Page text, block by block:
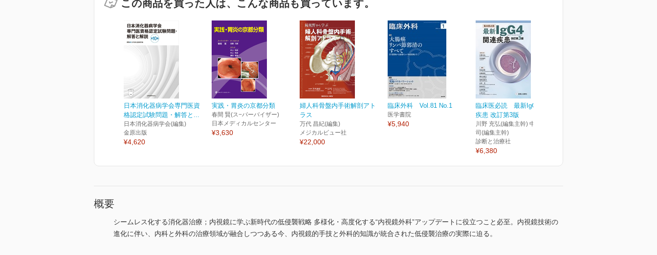
この商品を買った人は、こんな商品も買っています。
日本消化器病学会専門医資
格認定試験問題・解答と...
日本消化器病学会(編集)
金原出版
¥4,620
実践・胃炎の京都分類
春間 賢(ス−パーバイザー)
日本メディカルセンター
¥3,630
婦人科骨盤内手術解剖アト
ラス
万代 昌紀(編集)
メジカルビュー社
¥22,000
臨床外科 Vol.81 No.1
医学書院
¥5,940
臨床医必読 最新IgG4関連
疾患 改訂第3版
川野 充弘(編集主幹) 中村 誠
司(編集主幹)
診断と治療社
¥6,380
概要
シームレス化する消化器治療；内視鏡に学ぶ新時代の低侵襲戦略 多様化・高度化する“内視鏡外科”アップデートに役立つこと必至。内視鏡技術の
進化に伴い、内科と外科の治療領域が融合しつつある今、内視鏡的手技と外科的知識が統合された低侵襲治療の実際に迫る。